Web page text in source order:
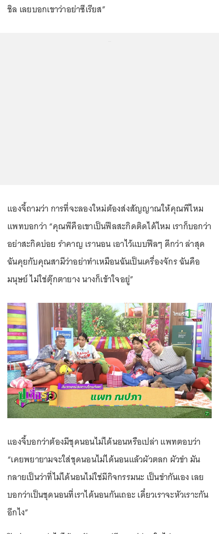
ชิล เลยบอกเขาว่าอย่าซีเรียส”
แองจี้ถามว่า การที่จะลองใหม่ต้องส่งสัญญาณให้คุณพีไหม
แพทบอกว่า “คุณพีคือเขาเป็นฟีลสะกิดติดได้ไหม เราก็บอกว่า
อย่าสะกิดบ่อย รำคาญ เรานอน เอาไว้แบบฟีลๆ ดีกว่า ล่าสุด
ฉันคุยกับคุณสามีว่าอย่าทำเหมือนฉันเป็นเครื่องจักร ฉันคือ
มนุษย์ ไม่ใช่ตุ๊กตายาง นางก็เข้าใจอยู่”
แองจี้บอกว่าต้องมีชุดนอนไม่ได้นอนหรือเปล่า แพทตอบว่า
“เคยพยายามจะใส่ชุดนอนไม่ได้นอนแล้วผัวตลก ผัวขำ มัน
กลายเป็นว่าที่ไม่ได้นอนไม่ใช่มีกิจกรรมนะ เป็นขำกันเอง เลย
บอกว่าเป็นชุดนอนที่เราได้นอนกันเถอะ เดี๋ยวเราจะหัวเราะกัน
อีกไง”